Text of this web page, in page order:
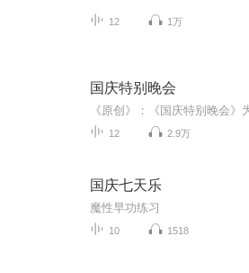
12 1万
国庆特别晚会
12 2.9万
国庆七天乐
魔性早功练习
10 1518